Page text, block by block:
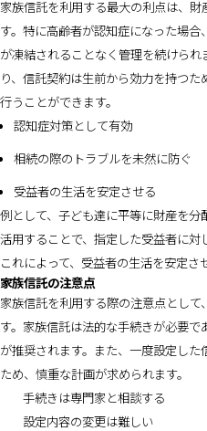
家族信託を利用する最大の利点は、
す。特に高齢者が認知症になった場
が凍結されることなく管理を続けら
り、信託契約は生前から効力を持つ
行うことができます。
認知症対策として有効
相続の際のトラブルを未然に防ぐ
受益者の生活を安定させる
例として、子ども達に平等に財産を
活用することで、指定した受益者に対
これによって、受益者の生活を安定さ
家族信託の注意点
家族信託を利用する際の注意点とし
す。家族信託は法的な手続きが必要
が推奨されます。また、一度設定し
ため、慎重な計画が求められます。
手続きは専門家と相談する
設定内容の変更は難しい